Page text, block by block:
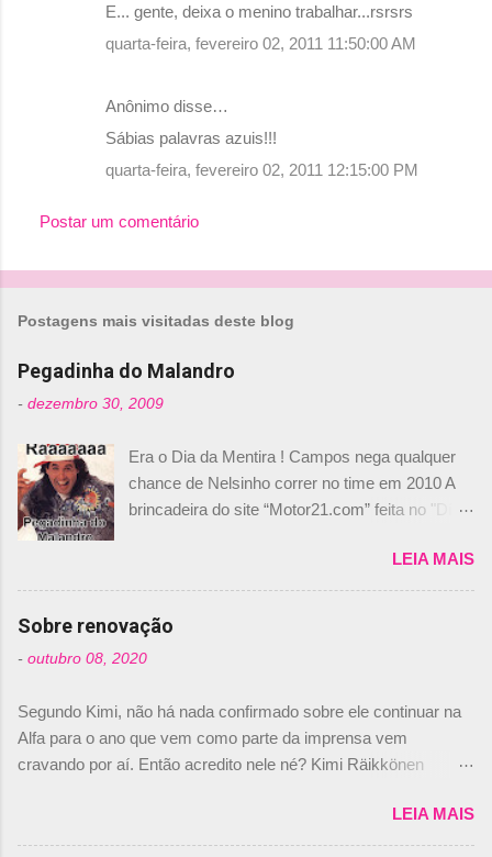
E... gente, deixa o menino trabalhar...rsrsrs
quarta-feira, fevereiro 02, 2011 11:50:00 AM
Anônimo disse…
Sábias palavras azuis!!!
quarta-feira, fevereiro 02, 2011 12:15:00 PM
Postar um comentário
Postagens mais visitadas deste blog
Pegadinha do Malandro
- dezembro 30, 2009
Era o Dia da Mentira ! Campos nega qualquer
chance de Nelsinho correr no time em 2010 A
brincadeira do site “Motor21.com” feita no "Día
de abril –, afirmando que Nelson Piquet havia
comprado 15% das ações da Campos, dando,
com isso, um lugar no time a Nelsinho Piquet,
foi esclarecida de uma vez por todas por
Daniele Audetto, diretor da escuderia. O
não será o companheiro de Bruno Senna em
2010. "Na verdade, nós recebemos uma oferta
de Piquet", admitiu Audetto. “Mas depois de ter
dois brasileiros”, explicou, dizendo ainda que
não tem nada contra o filho do tricampeão
LEIA MAIS
Sobre renovação
- outubro 08, 2020
Segundo Kimi, não há nada confirmado sobre ele continuar na
Alfa para o ano que vem como parte da imprensa vem
cravando por aí. Então acredito nele né? Kimi Räikkönen
truth but I’ve never had an option in my contract so that’s
should, pretty much, tell you that it’s not true." #Kimi7 #EifelGP
LEIA MAIS